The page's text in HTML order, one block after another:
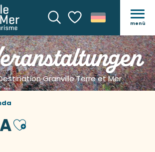
SucheVoir les favoris
menü
Granville Terre et Mer
Ajouter aux favoris